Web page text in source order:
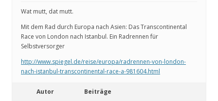
Wat mutt, dat mutt.
Mit dem Rad durch Europa nach Asien: Das Transcontinental
Race von London nach Istanbul. Ein Radrennen für
Selbstversorger
http://www.spiegel.de/reise/europa/radrennen-von-london-
nach-istanbul-transcontinental-race-a-981604.html
Autor Beiträge